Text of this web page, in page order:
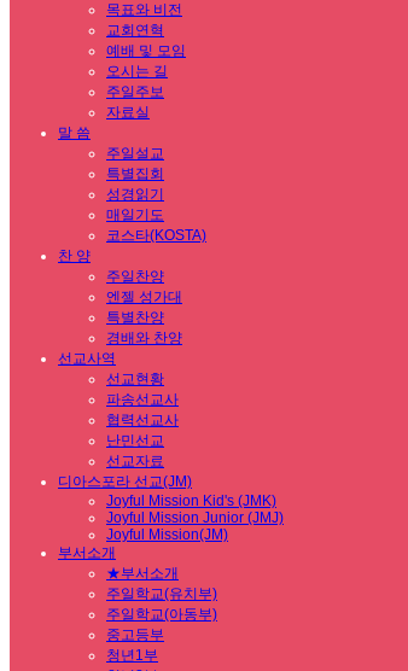
목표와 비전
교회연혁
예배 및 모임
오시는 길
주일주보
자료실
말 씀
주일설교
특별집회
성경읽기
매일기도
코스타(KOSTA)
찬 양
주일찬양
엔젤 성가대
특별찬양
경배와 찬양
선교사역
선교현황
파송선교사
협력선교사
난민선교
선교자료
디아스포라 선교(JM)
Joyful Mission Kid's (JMK)
Joyful Mission Junior (JMJ)
Joyful Mission(JM)
부서소개
★부서소개
주일학교(유치부)
주일학교(아동부)
중고등부
청년1부